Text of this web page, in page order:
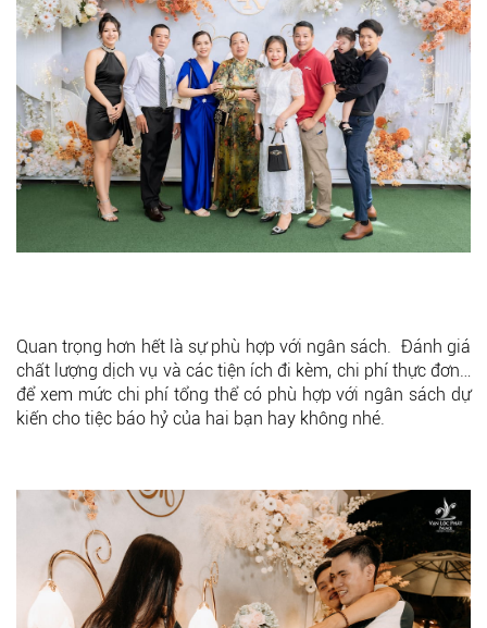
Quan trọng hơn hết là sự phù hợp với ngân sách. Đánh giá
chất lượng dịch vụ và các tiện ích đi kèm, chi phí thực đơn…
để xem mức chi phí tổng thể có phù hợp với ngân sách dự
kiến cho tiệc báo hỷ của hai bạn hay không nhé.